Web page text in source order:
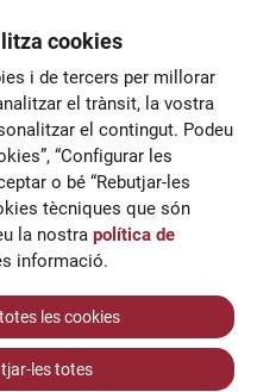
cookies
i de tercers per millorar
el trànsit, la vostra
el contingut. Podeu
“Configurar les
o bé “Rebutjar-les
tècniques que són
la nostra política de
informació.
les cookies
les totes